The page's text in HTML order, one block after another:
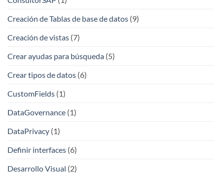
Creación de Tablas de base de datos (9)
Creación de vistas (7)
Crear ayudas para búsqueda (5)
Crear tipos de datos (6)
CustomFields (1)
DataGovernance (1)
DataPrivacy (1)
Definir interfaces (6)
Desarrollo Visual (2)